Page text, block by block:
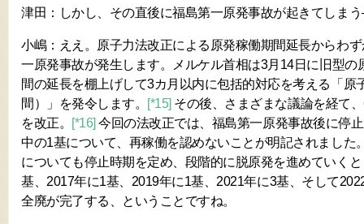
津田：しかし、その直後に福島第一原発事故が起きてしま
小嶋：ええ。原子力法改正による原発稼働期間延長からわ
一原発事故が発生します。メルケル首相は3月14日に旧型の
間の延長を棚上げして3カ月以内に包括的対応を考える「原
間）」を発令します。
[*15] その後、さまざまな議論を経て
を改正。
[*16] 今回の法改正では、福島第一原発事故後に停
中の1基について、再稼働を認めないことが明記されました
についても停止時期を定め、段階的に脱原発を進めていく
基、2017年に1基、2019年に1基、2021年に3基、そして
全廃が完了する、ということですね。